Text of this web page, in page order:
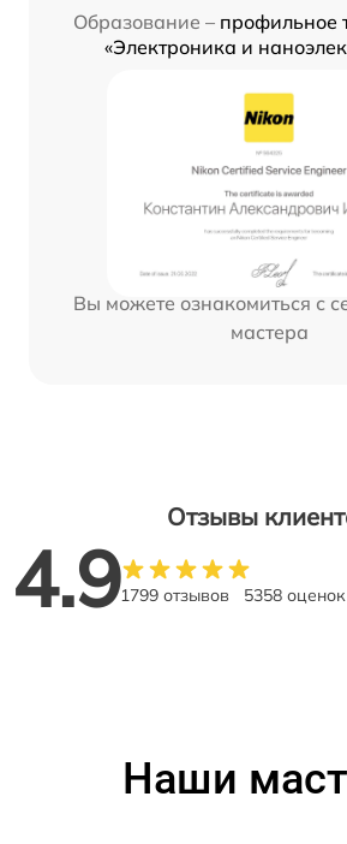
Образование – профильное
«Электроника и
Вы можете ознакомиться с
мастера
Отзывы
4.91799 отзывов 5358 оценок
Наши